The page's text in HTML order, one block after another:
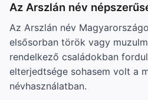
Az Arszlán név
Az Arszlán név
elsősorban török vagy
rendelkező családokban
elterjedtsége sohasem volt a
névhasználatban.